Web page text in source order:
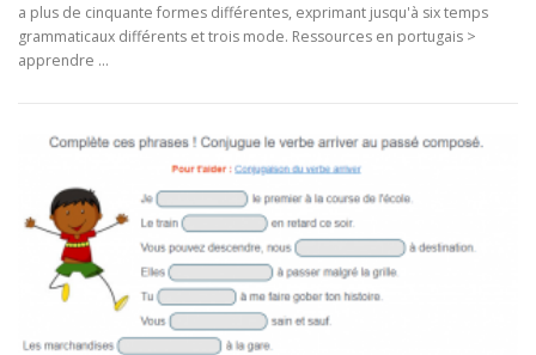
a plus de cinquante formes différentes, exprimant jusqu'à six temps
grammaticaux différents et trois mode. Ressources en portugais >
apprendre …